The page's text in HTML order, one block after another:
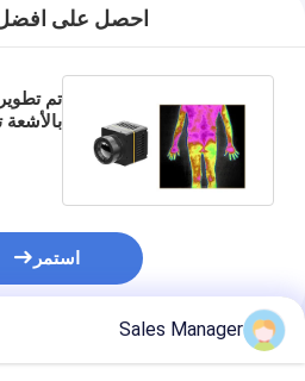
احصل على
تم
استمر
المنتجات الموصى بها
Sales Manager